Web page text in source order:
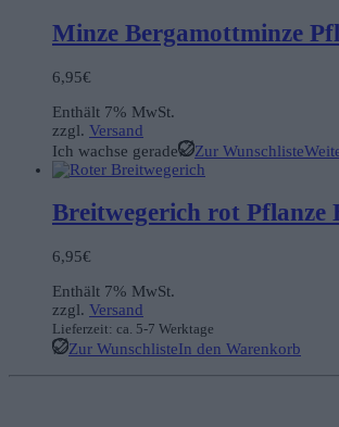
Minze Bergamottminze
6,95€
Enthält 7% MwSt.
zzgl. Versand
Ich wachse gerade
Zur Wunschliste
Breitwegerich rot Pflanze
6,95€
Enthält 7% MwSt.
zzgl. Versand
Lieferzeit: ca. 5-7 Werktage
Zur WunschlisteIn den Warenkorb